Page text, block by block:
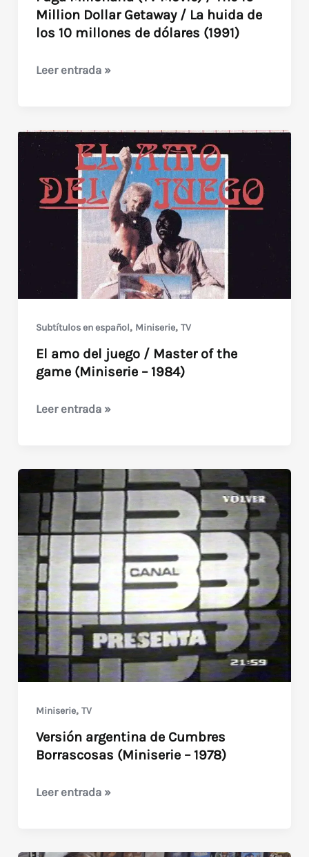
Million Dollar Getaway / La huida de
los 10 millones de dólares (1991)
Fuga
Movie)
/
10
Million
Getaway
huida
de
10
millones
dólares
Leer entrada »
Subtítulos en español, Miniserie, TV
El amo del juego / Master of the
game (Miniserie – 1984)
El
juego
Master
of
the
game
(Miniserie
–
1984)
Leer entrada »
Miniserie, TV
Versión argentina de Cumbres
Borrascosas (Miniserie – 1978)
Versión
Cumbres
Leer entrada »